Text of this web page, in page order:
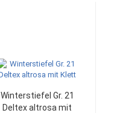
Winterstiefel Gr. 21
Deltex altrosa mit